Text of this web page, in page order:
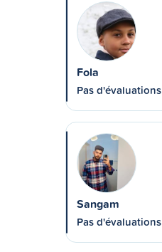
Fola
Pas d'évaluations
Sangam
Pas d'évaluations